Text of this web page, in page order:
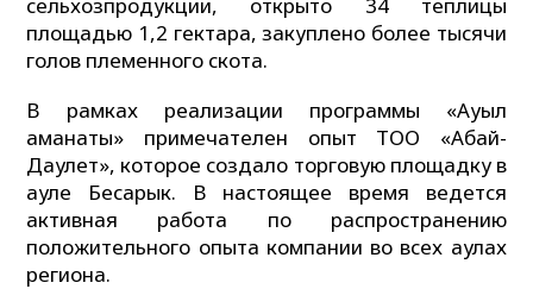
сельхозпродукции, открыто 34 теплицы
площадью 1,2 гектара, закуплено более тысячи
голов племенного скота.
В рамках реализации программы «Ауыл
аманаты» примечателен опыт ТОО «Абай-
Даулет», которое создало торговую площадку в
ауле Бесарык. В настоящее время ведется
активная работа по распространению
положительного опыта компании во всех аулах
региона.